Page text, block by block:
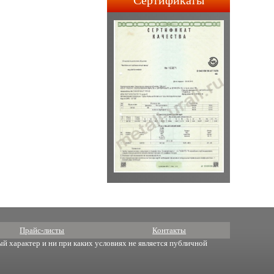
строительства АПЛ 4-го и
5-го поколений.
Прайс-листы Контакты
характер и ни при каких условиях не является публичной